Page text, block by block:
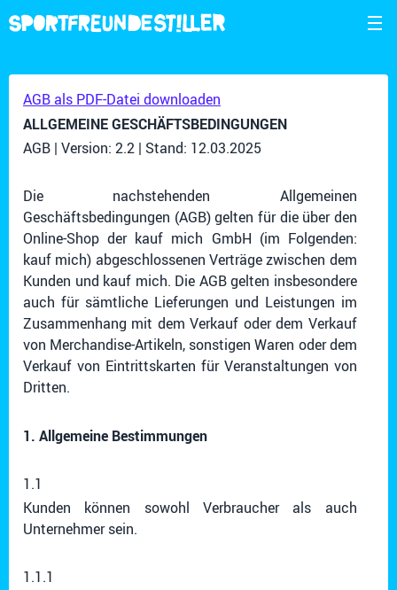
AGB als PDF-Datei downloaden
ALLGEMEINE GESCHÄFTSBEDINGUNGEN
AGB | Version: 2.2 | Stand: 12.03.2025
Die nachstehenden Allgemeinen
Geschäftsbedingungen (AGB) gelten für die über den
Online-Shop der kauf mich GmbH (im Folgenden:
kauf mich) abgeschlossenen Verträge zwischen dem
Kunden und kauf mich. Die AGB gelten insbesondere
auch für sämtliche Lieferungen und Leistungen im
Zusammenhang mit dem Verkauf oder dem Verkauf
von Merchandise-Artikeln, sonstigen Waren oder dem
Verkauf von Eintrittskarten für Veranstaltungen von
Dritten.
1. Allgemeine Bestimmungen
1.1
Kunden können sowohl Verbraucher als auch
Unternehmer sein.
1.1.1